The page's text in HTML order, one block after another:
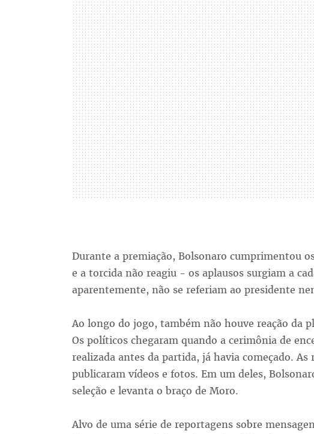
Durante a premiação, Bolsonaro cumprimentou
e a torcida não reagiu - os aplausos surgiam a
aparentemente, não se referiam ao presidente
Ao longo do jogo, também não houve reação da
Os políticos chegaram quando a cerimônia de
realizada antes da partida, já havia começado. As
publicaram vídeos e fotos. Em um deles,
seleção e levanta o braço de Moro.
Alvo de uma série de reportagens sobre